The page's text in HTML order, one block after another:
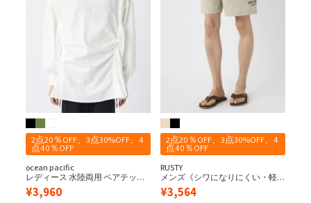
2点20％OFF、3点30%OFF、4
点40％OFF
ocean pacific
レディース 水陸両用 ペアテック
ス 2wayラッシュガード
¥3,960
2点20％OFF、3点30%OFF、4
点40％OFF
RUSTY
メンズ《シワになりにくい・軽
量速乾・UPF50+≫ 水陸両用 ペア
テックス ニコちゃんショーツ
¥3,564